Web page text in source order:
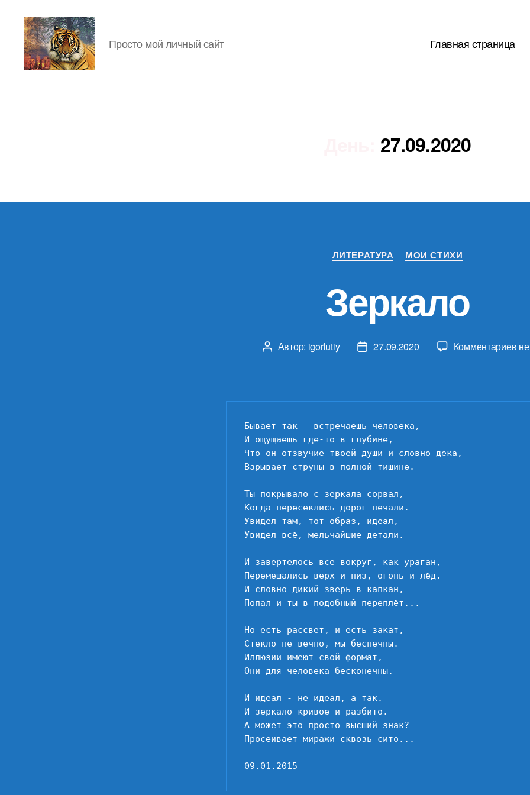
Просто мой личный сайт Главная страница
27.09.2020
Рубрики
ЛИТЕРАТУРА МОИ СТИХИ
Зеркало
Автор
Автор: igorlutiy
Дата27.09.2020 Комментариевк
Бывает так - встречаешь человека,
И ощущаешь где-то в глубине,
Что он отзвучие твоей души и словно дека,
Взрывает струны в полной тишине.
Ты покрывало с зеркала сорвал,
Когда пересеклись дорог печали.
Увидел там, тот образ, идеал,
Увидел всё, мельчайшие детали.
И завертелось все вокруг, как ураган,
Перемешались верх и низ, огонь и лёд.
И словно дикий зверь в капкан,
Попал и ты в подобный переплёт...
Но есть рассвет, и есть закат,
Стекло не вечно, мы беспечны.
Иллюзии имеют свой формат,
Они для человека бесконечны.
И идеал - не идеал, а так.
И зеркало кривое и разбито.
А может это просто высший знак?
Просеивает миражи сквозь сито...
09.01.2015